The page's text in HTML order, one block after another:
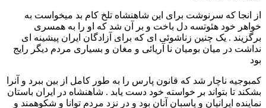
از انجا که سرنوشت برای این شاهنشاه تلخ کام بد میخواست به
خواهر خود هئوتسه دل باخت و بر آن شد که او را به همسری
برگزیند . یک چنین زناشوئی ای که برای آزادگان ایران پیشینه ای
نداشت در میان بومیان نا آریائی و مغان و بسیاری مردم دیگر رایج
بود
کمبوجیه ناچار شد که قانون پارس را به طور کامل از بین ببرد و آنرا
بشکند تا بتواند بر خواسته خود دست یابد . شاهنشاه در ایران باستان
نماینده ایرانیان و پاسبان آنان بود و در نزد مردم توانا و شکوهمند و